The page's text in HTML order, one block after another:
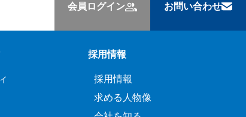
会員ログイン お問い合わせ
採用情報
採用情報
求める人物像